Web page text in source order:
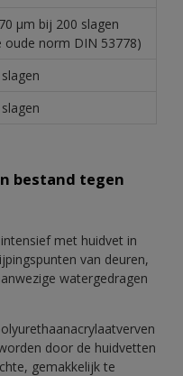
µm bij 200 slagen
oude norm DIN 53778)
bestand tegen
met huidvet in
van deuren,
watergedragen
door de huidvetten
gemakkelijk te